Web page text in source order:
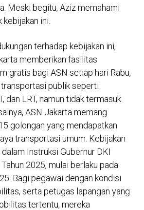
Meski begitu, Aziz memahami
ini.
terhadap kebijakan ini,
memberikan fasilitas
gratis bagi ASN setiap hari Rabu,
publik seperti
dan LRT, namun tidak termasuk
ASN Jakarta memang
golongan yang mendapatkan
transportasi umum. Kebijakan
Instruksi Gubernur DKI
2025, mulai berlaku pada
Bagi pegawai dengan kondisi
serta petugas lapangan yang
tertentu, mereka